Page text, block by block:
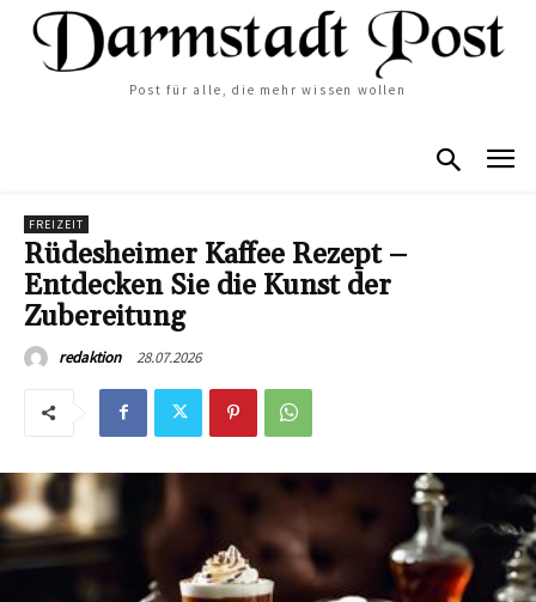
Post für alle, die mehr wissen wollen
FREIZEIT
Rüdesheimer Kaffee Rezept –
Entdecken Sie die Kunst der
Zubereitung
redaktion 28.07.2026